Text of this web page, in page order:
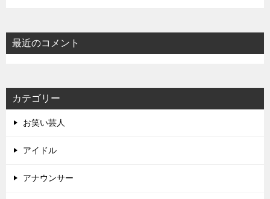
最近のコメント
カテゴリー
お笑い芸人
アイドル
アナウンサー